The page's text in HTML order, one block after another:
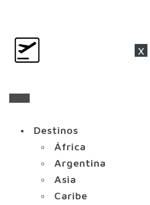
x
Destinos
África
Argentina
Asia
Caribe